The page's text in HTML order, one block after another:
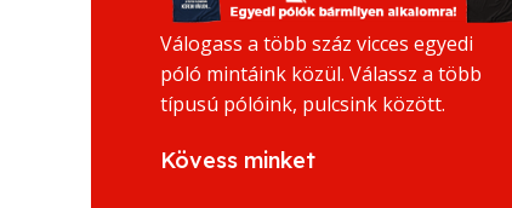
Válogass a több száz vicces egyedi
póló mintáink közül. Válassz a több
típusú pólóink, pulcsink között.
Kövess minket